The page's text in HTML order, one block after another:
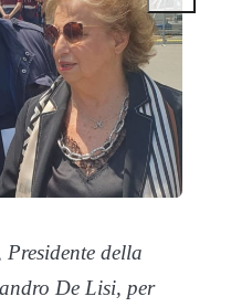
della
De Lisi, per